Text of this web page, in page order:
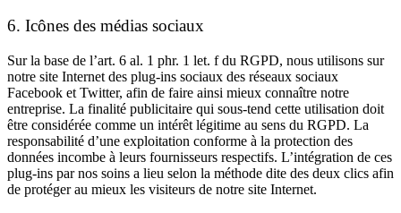
6. Icônes des médias sociaux
Sur la base de l’art. 6 al. 1 phr. 1 let. f du RGPD, nous utilisons sur
notre site Internet des plug-ins sociaux des réseaux sociaux
Facebook et Twitter, afin de faire ainsi mieux connaître notre
entreprise. La finalité publicitaire qui sous-tend cette utilisation doit
être considérée comme un intérêt légitime au sens du RGPD. La
responsabilité d’une exploitation conforme à la protection des
données incombe à leurs fournisseurs respectifs. L’intégration de ces
plug-ins par nos soins a lieu selon la méthode dite des deux clics afin
de protéger au mieux les visiteurs de notre site Internet.